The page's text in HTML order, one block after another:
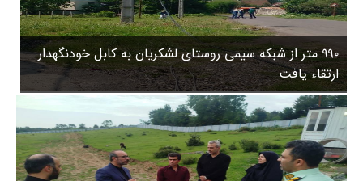
روستاها
ورزشی
سیاسی
چندرسانه ای
مسیر گردشگری دیلمان
درباره ما
۹۹۰ متر از شبکه سیمی روستای لشکریان به کابل خودنگهدار
ارتقاء یافت
۳
۵
۸
ب
ا
ز
ن
ش
س